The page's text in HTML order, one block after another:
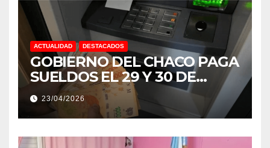
ACTUALIDAD DESTACADOS
GOBIERNO DEL CHACO PAGA
SUELDOS EL 29 Y 30 DE
ABRIL, CON EL 2% DE
AUMENTO
23/04/2026